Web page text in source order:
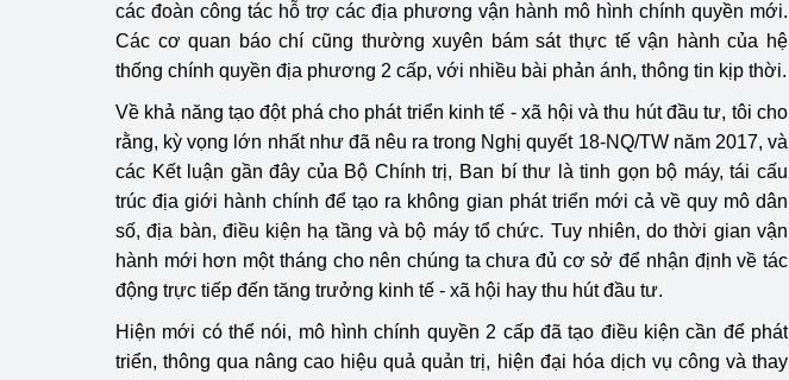
các đoàn công tác hỗ trợ các địa phương vận hành mô hình chính quyền mới.
Các cơ quan báo chí cũng thường xuyên bám sát thực tế vận hành của hệ
thống chính quyền địa phương 2 cấp, với nhiều bài phản ánh, thông tin kịp thời.
Về khả năng tạo đột phá cho phát triển kinh tế - xã hội và thu hút đầu tư, tôi cho
rằng, kỳ vọng lớn nhất như đã nêu ra trong Nghị quyết 18-NQ/TW năm 2017, và
các Kết luận gần đây của Bộ Chính trị, Ban bí thư là tinh gọn bộ máy, tái cấu
trúc địa giới hành chính để tạo ra không gian phát triển mới cả về quy mô dân
số, địa bàn, điều kiện hạ tầng và bộ máy tổ chức. Tuy nhiên, do thời gian vận
hành mới hơn một tháng cho nên chúng ta chưa đủ cơ sở để nhận định về tác
động trực tiếp đến tăng trưởng kinh tế - xã hội hay thu hút đầu tư.
Hiện mới có thể nói, mô hình chính quyền 2 cấp đã tạo điều kiện cần để phát
triển, thông qua nâng cao hiệu quả quản trị, hiện đại hóa dịch vụ công và thay